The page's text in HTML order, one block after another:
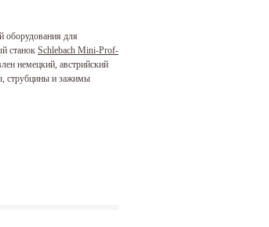
оборудования для
станок Schlebach Mini-Prof-
немецкий, австрийский
струбцины и зажимы